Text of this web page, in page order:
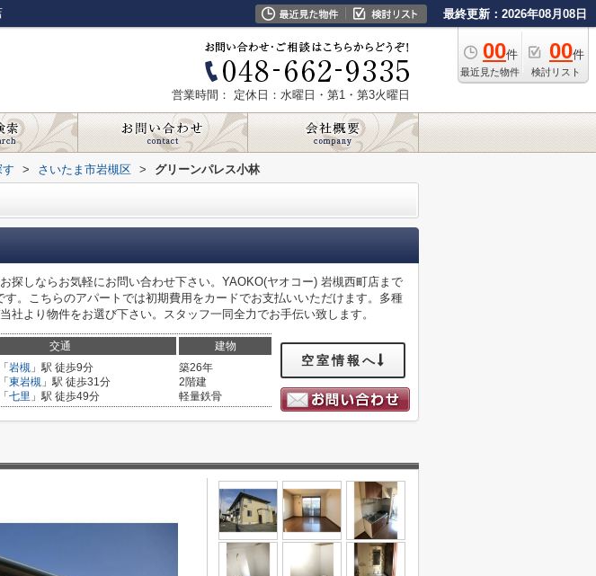
最終更新：2026年08月08日
00件
最近見た物件
00件
検討リスト
営業時間： 定休日：水曜日・第1・第3火曜日
> さいたま市岩槻区 > グリーンパレス小林
探しならお気軽にお問い合わせ下さい。YAOKO(ヤオコー) 岩槻西町店まで
。こちらのアパートでは初期費用をカードでお支払いいただけます。多種
社より物件をお選び下さい。スタッフ一同全力でお手伝い致します。
交通 建物
「 岩槻 」駅 徒歩9分
「 東岩槻 」駅 徒歩31分
「 七里 」駅 徒歩49分
築26年
2階建
軽量鉄骨
空室情報へ